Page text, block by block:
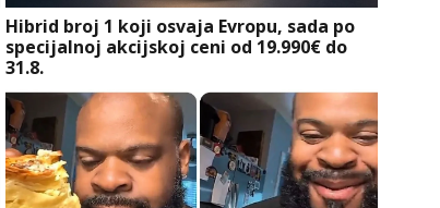
Hibrid broj 1 koji osvaja Evropu, sada po
specijalnoj akcijskoj ceni od 19.990€ do
31.8.